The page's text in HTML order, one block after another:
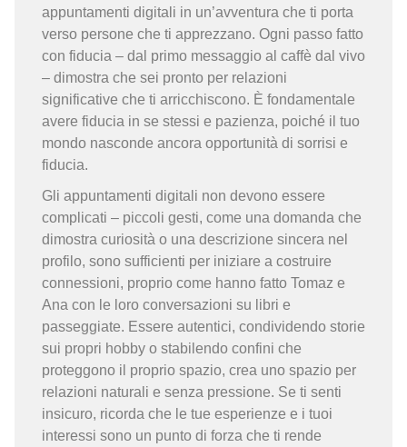
appuntamenti digitali in un’avventura che ti porta
verso persone che ti apprezzano. Ogni passo fatto
con fiducia – dal primo messaggio al caffè dal vivo
– dimostra che sei pronto per relazioni
significative che ti arricchiscono. È fondamentale
avere fiducia in se stessi e pazienza, poiché il tuo
mondo nasconde ancora opportunità di sorrisi e
fiducia.
Gli appuntamenti digitali non devono essere
complicati – piccoli gesti, come una domanda che
dimostra curiosità o una descrizione sincera nel
profilo, sono sufficienti per iniziare a costruire
connessioni, proprio come hanno fatto Tomaz e
Ana con le loro conversazioni su libri e
passeggiate. Essere autentici, condividendo storie
sui propri hobby o stabilendo confini che
proteggono il proprio spazio, crea uno spazio per
relazioni naturali e senza pressione. Se ti senti
insicuro, ricorda che le tue esperienze e i tuoi
interessi sono un punto di forza che ti rende